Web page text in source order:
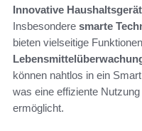
Innovative
Insbesondere smarte
bieten vielseitige
können nahtlos in ein
was eine effiziente
ermöglicht.